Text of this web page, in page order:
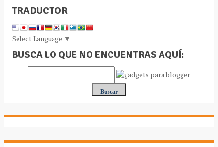
TRADUCTOR
Select Language ▼
BUSCA LO QUE NO ENCUENTRAS AQUÍ: